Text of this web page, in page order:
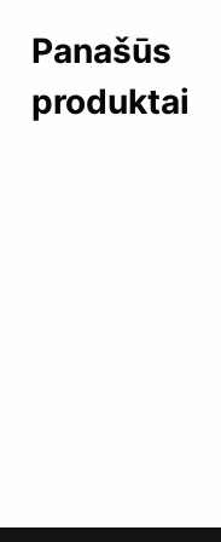
Panašūs
produktai